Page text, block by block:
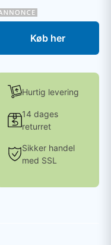
Køb her
Hurtig levering
14 dages
returret
Sikker handel
med SSL